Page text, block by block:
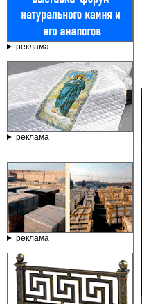
реклама
реклама
реклама